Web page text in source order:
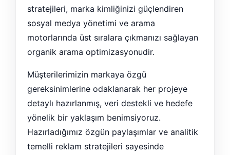
stratejileri, marka kimliğinizi güçlendiren
sosyal medya yönetimi ve arama
motorlarında üst sıralara çıkmanızı sağlayan
organik arama optimizasyonudir.
Müşterilerimizin markaya özgü
gereksinimlerine odaklanarak her projeye
detaylı hazırlanmış, veri destekli ve hedefe
yönelik bir yaklaşım benimsiyoruz.
Hazırladığımız özgün paylaşımlar ve analitik
temelli reklam stratejileri sayesinde